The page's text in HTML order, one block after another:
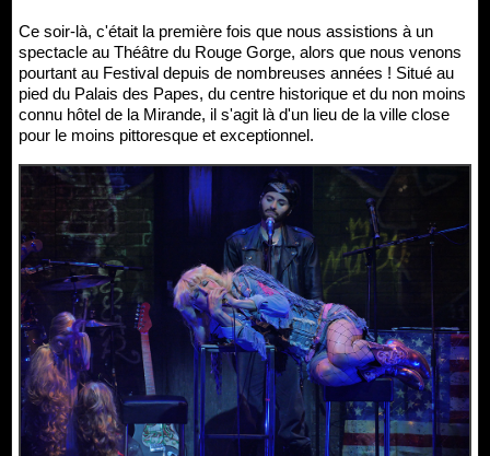
Ce soir-là, c'était la première fois que nous assistions à un
spectacle au Théâtre du Rouge Gorge, alors que nous venons
pourtant au Festival depuis de nombreuses années ! Situé au
pied du Palais des Papes, du centre historique et du non moins
connu hôtel de la Mirande, il s'agit là d'un lieu de la ville close
pour le moins pittoresque et exceptionnel.